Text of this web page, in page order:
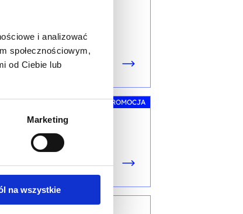
i analizować
społecznościowym,
od Ciebie lub
Marketing
na wszystkie
Manager
PROMOCJA
for Teams